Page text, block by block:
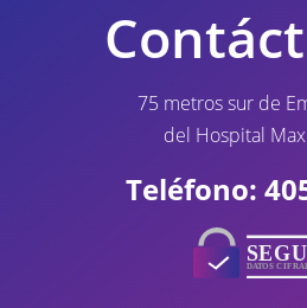
75 metros sur de
del Hospital
Teléfono: